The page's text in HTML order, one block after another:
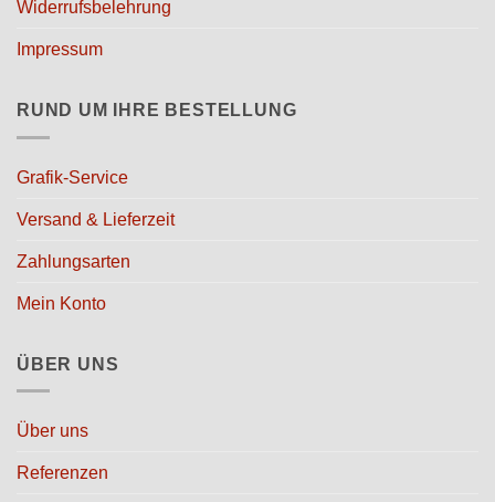
Widerrufsbelehrung
Impressum
RUND UM IHRE BESTELLUNG
Grafik-Service
Versand & Lieferzeit
Zahlungsarten
Mein Konto
ÜBER UNS
Über uns
Referenzen